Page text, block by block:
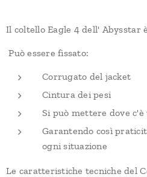
Il coltello Eagle 4 dell' Abysstar
Può essere fissato:
Corrugato del jacket
Cintura dei pesi
Si può mettere dove c'è
Garantendo così
ogni situazione
Le caratteristiche tecniche del